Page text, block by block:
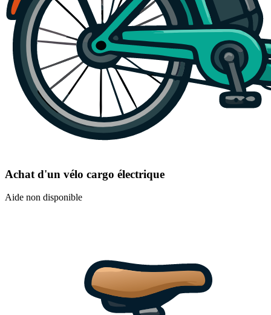
Achat d'un vélo cargo électrique
Aide non disponible